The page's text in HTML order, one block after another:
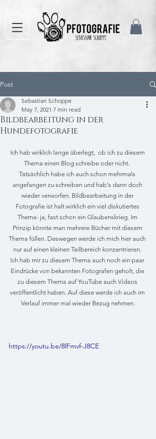
Post
Bildbearbeitung in der
Hundefotografie
Sebastian Schoppe
May 7, 2021 7 min read
Ich hab wirklich lange überlegt,  ob ich zu diesem
Thema einen Blog schreibe oder nicht.
Tatsächlich habe ich auch schon mehrmals
angefangen zu schreiben und hab's dann doch
wieder verworfen. Bildbearbeitung in der
Fotografie ist halt wirklich ein viel diskutiertes
Thema- ja, fast schon ein Glaubenskrieg. Im
Prinzip könnte man mehrere Bücher mit diesem
Thema füllen. Deswegen werde ich mich hier auch
nur auf einen kleinen Teilbereich konzentrieren.
Ich hab mir zu diesem Thema auch noch ein paar
Eindrücke von bekannten Fotografen geholt, die
zu diesem Thema auf YouTube auch Videos
veröffentlicht haben. Auf diese werde ich auch im
Verlauf immer mal wieder Bezug nehmen.
https://youtu.be/8lFmvf-J8CE